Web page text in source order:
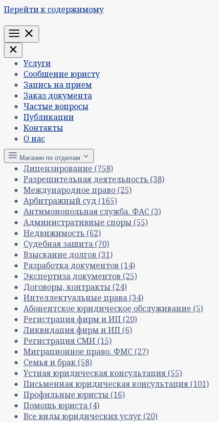
Перейти к содержимому
Меню
Услуги
Сообщение юристу
Запись на прием
Заказ документа
Частые вопросы
Публикации
Контакты
О нас
Магазин по отделам
Лицензирование (758)
Разрешительная деятельность (38)
Международное право (25)
Арбитражный суд (165)
Антимонопольная служба. ФАС (3)
Административные споры (55)
Недвижимость (62)
Судебная защита (70)
Взыскание долгов (31)
Разработка документов (14)
Экспертиза документов (25)
Договоры, контракты (24)
Интеллектуальные права (34)
Абонентское юридическое обслуживание (5)
Регистрация фирм и ИП (20)
Ликвидация фирм и ИП (6)
Регистрация СМИ (15)
Миграционное право. ФМС (27)
Семья и брак (58)
Устная юридическая консультация (55)
Письменная юридическая консультация (101)
Профильные юристы (16)
Помощь юриста (4)
Все виды юридических услуг (20)